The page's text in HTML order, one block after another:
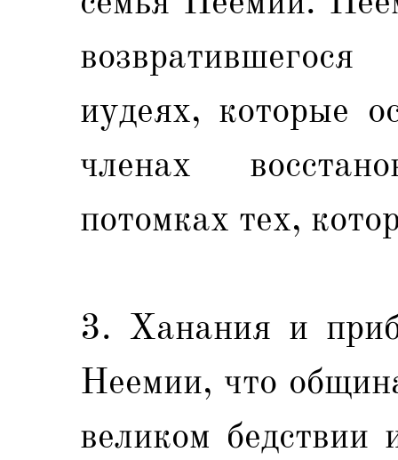
иудеях, которые
членах
потомках тех,
3. Ханания и
Неемии, что
великом